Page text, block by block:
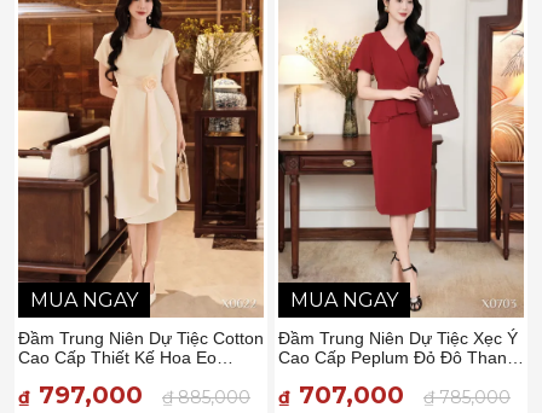
MUA NGAY
Đầm Trung Niên Dự Tiệc Cotton
Cao Cấp Thiết Kế Hoa Eo
Hoa
₫ 797,000 ₫ 885,000
MUA NGAY
Đầm Trung Niên Dự Tiệc Xẹc Ý
Cao Cấp Peplum Đỏ Đô Thanh
₫ 707,000 ₫ 785,000